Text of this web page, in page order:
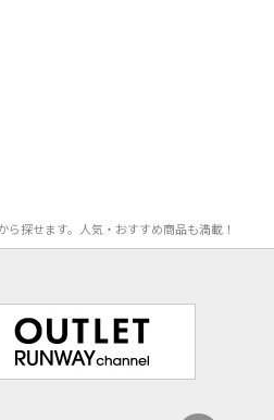
探せます。人気・おすすめ商品も満載！